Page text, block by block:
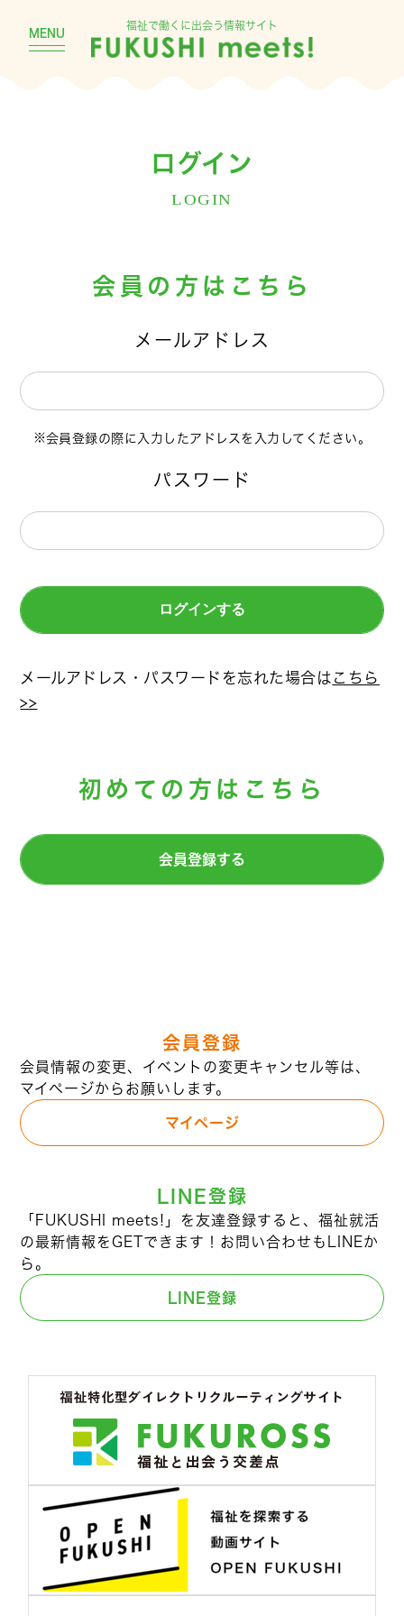
MENU
福祉で働くに出会う情報サイト
ログイン
LOGIN
会員の方はこちら
メールアドレス
会員登録の際に入力したアドレスを入力してください。
パスワード
メールアドレス・パスワードを忘れた場合は こちら
>>
初めての方はこちら
会員登録する
会員登録
会員情報の変更、イベントの変更キャンセル等は、
マイページからお願いします。
マイページ
LINE登録
「FUKUSHI meets!」を友達登録すると、福祉就活
の最新情報をGETできます！お問い合わせもLINEか
ら。
LINE登録